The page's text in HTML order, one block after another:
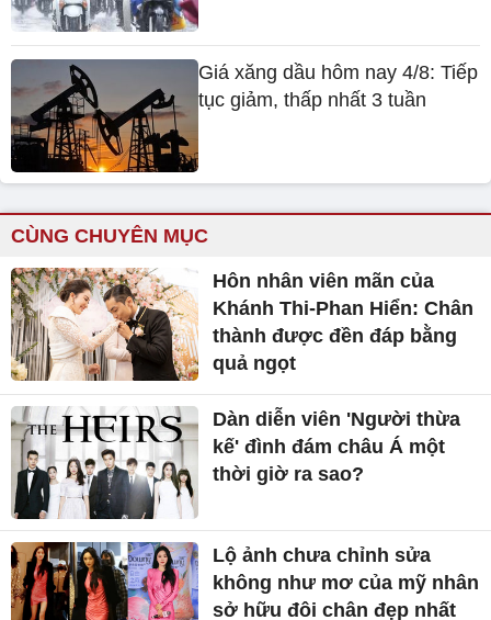
Giá xăng dầu hôm nay 4/8: Tiếp
tục giảm, thấp nhất 3 tuần
CÙNG CHUYÊN MỤC
Hôn nhân viên mãn của
Khánh Thi-Phan Hiển: Chân
thành được đền đáp bằng
quả ngọt
Dàn diễn viên 'Người thừa
kế' đình đám châu Á một
thời giờ ra sao?
Lộ ảnh chưa chỉnh sửa
không như mơ của mỹ nhân
sở hữu đôi chân đẹp nhất